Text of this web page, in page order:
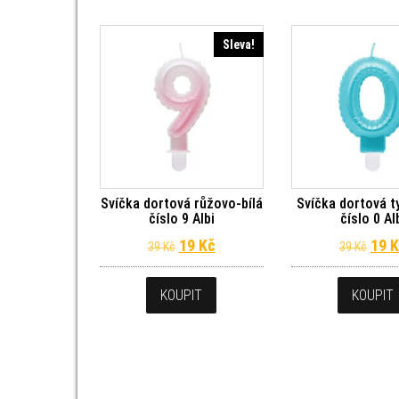
Sleva!
Svíčka dortová růžovo-bílá
číslo 9 Albi
39Kč Původní cena byla: 39 Kč.
19 KčAktuální cena je: 19 Kč.
KOUPIT
Svíčka dortová
číslo 0
39Kč 19
KOUPIT